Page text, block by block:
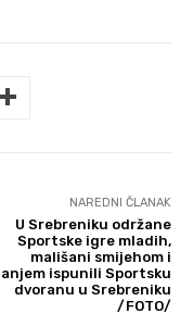
NAREDNI ČLANAK
U Srebreniku održane
Sportske igre mladih,
mališani smijehom i
ispunili Sportsku
dvoranu u Srebreniku
/FOTO/